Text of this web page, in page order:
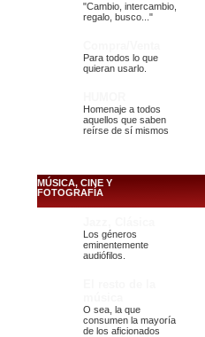
"Cambio, intercambio,
regalo, busco..."
Para todos lo que
quieran usarlo.
Homenaje a todos
aquellos que saben
reírse de sí mismos
MÚSICA, CINE Y
FOTOGRAFÍA
Los géneros
eminentemente
audiófilos.
O sea, la que
consumen la mayoría
de los aficionados